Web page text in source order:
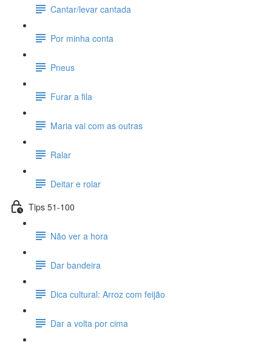
Cantar/levar cantada
Por minha conta
Pneus
Furar a fila
Maria vai com as outras
Ralar
Deitar e rolar
Tips 51-100
Não ver a hora
Dar bandeira
Dica cultural: Arroz com feijão
Dar a volta por cima